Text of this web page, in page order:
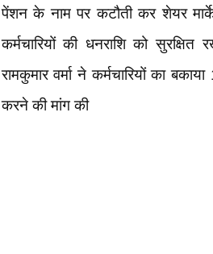
पेंशन के नाम पर कटौती कर शेयर
कर्मचारियों की धनराशि को
रामकुमार वर्मा ने कर्मचारियों का
करने की मांग की